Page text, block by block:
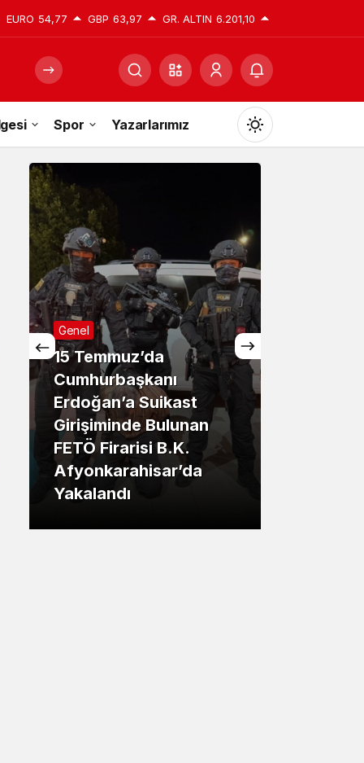
EURO 54,77 GBP 63,97 GR. ALTIN 6.201,10
Spor Yazarlarımız
Mod
değiştir
Gündüz Modu
Gündüz modunu seçin.
Gece Modu
Gece modunu seçin.
Sistem Modu
Sistem modunu seçin.
Genel
15 Temmuz’da
Cumhurbaşkanı
Erdoğan’a Suikast
Girişiminde Bulunan
FETÖ Firarisi B.K.
Afyonkarahisar’da
Yakalandı